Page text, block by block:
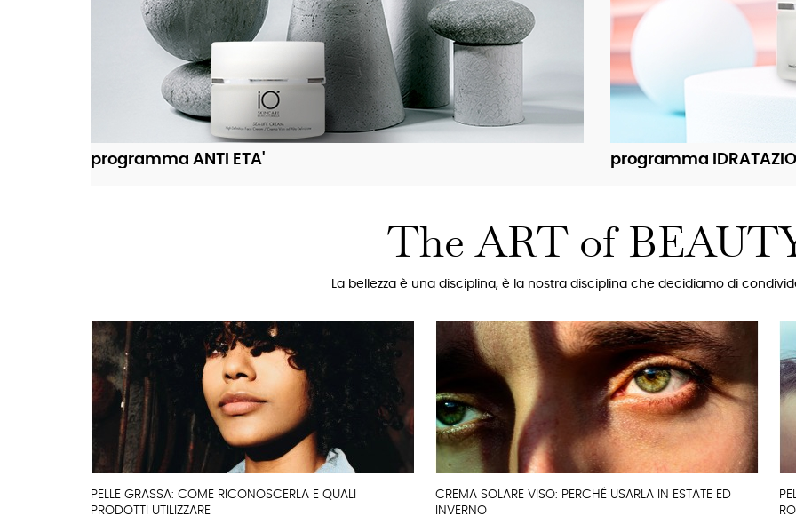
programma ANTI ETA' programma
The ART of
La bellezza è una disciplina, è la nostra disciplina che decidiamo di
PELLE GRASSA: COME RICONOSCERLA E QUALI
PRODOTTI UTILIZZARE
CREMA SOLARE VISO: PERCHÉ USARLA IN ESTATE ED
INVERNO